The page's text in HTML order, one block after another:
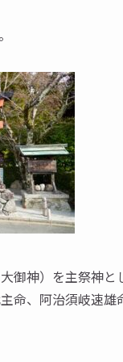
御神）を主祭神と
命、阿治須岐速雄